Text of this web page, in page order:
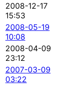
2008-12-17
15:53
2008-05-19
10:08
2008-04-09
23:12
2007-03-09
03:22